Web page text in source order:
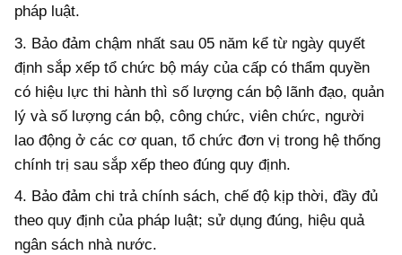
pháp luật.
3. Bảo đảm chậm nhất sau 05 năm kể từ ngày quyết
định sắp xếp tổ chức bộ máy của cấp có thẩm quyền
có hiệu lực thi hành thì số lượng cán bộ lãnh đạo, quản
lý và số lượng cán bộ, công chức, viên chức, người
lao động ở các cơ quan, tổ chức đơn vị trong hệ thống
chính trị sau sắp xếp theo đúng quy định.
4. Bảo đảm chi trả chính sách, chế độ kịp thời, đầy đủ
theo quy định của pháp luật; sử dụng đúng, hiệu quả
ngân sách nhà nước.